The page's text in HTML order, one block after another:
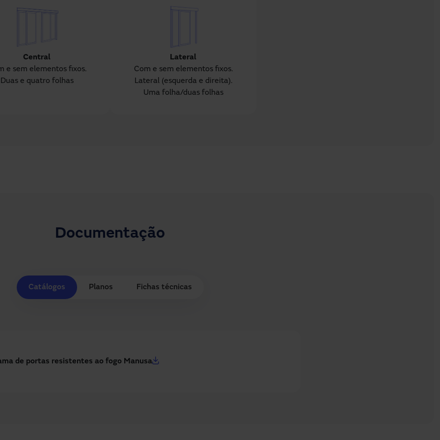
Central
e sem elementos fixos.
Duas e quatro folhas
Lateral
Com e sem elementos fixos.
Lateral (esquerda e direita).
Uma folha/duas folhas
Documentação
Catálogos Planos Fichas técnicas
de portas resistentes ao fogo Manusa